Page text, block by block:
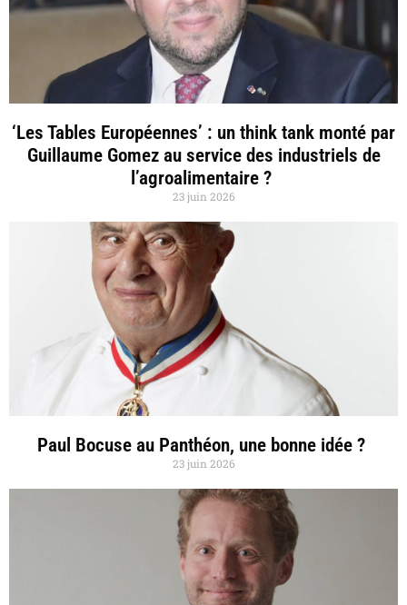
‘Les Tables Européennes’ : un think tank monté par
Guillaume Gomez au service des industriels de
l’agroalimentaire ?
23 juin 2026
Paul Bocuse au Panthéon, une bonne idée ?
23 juin 2026